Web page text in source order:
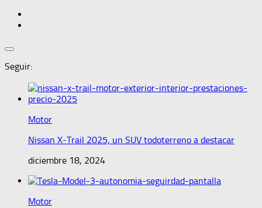
Seguir:
Motor
Nissan X-Trail 2025, un SUV todoterreno a destacar
diciembre 18, 2024
Motor